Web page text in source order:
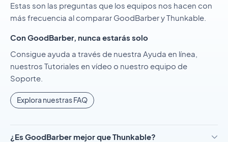
Estas son las preguntas que los equipos nos hacen con
más frecuencia al comparar GoodBarber y Thunkable.
Con GoodBarber, nunca estarás solo
Consigue ayuda a través de nuestra Ayuda en línea,
nuestros Tutoriales en vídeo o nuestro equipo de
Soporte.
Explora nuestras FAQ
¿Es GoodBarber mejor que Thunkable?